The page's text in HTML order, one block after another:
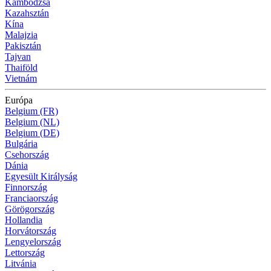
Kambodzsa
Kazahsztán
Kína
Malajzia
Pakisztán
Tajvan
Thaiföld
Vietnám
Európa
Belgium (FR)
Belgium (NL)
Belgium (DE)
Bulgária
Csehország
Dánia
Egyesült Királyság
Finnország
Franciaország
Görögország
Hollandia
Horvátország
Lengyelország
Lettország
Litvánia